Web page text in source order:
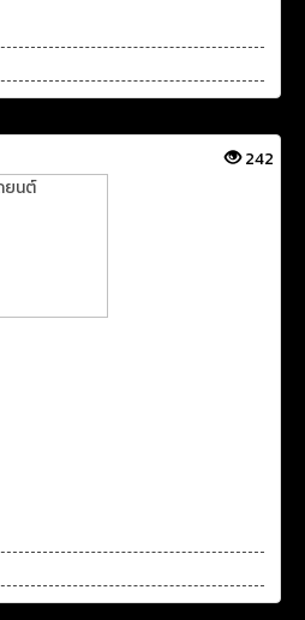
242